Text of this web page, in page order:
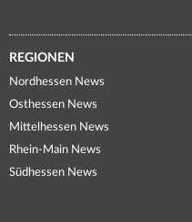
REGIONEN
Nordhessen News
Osthessen News
Mittelhessen News
Rhein-Main News
Südhessen News